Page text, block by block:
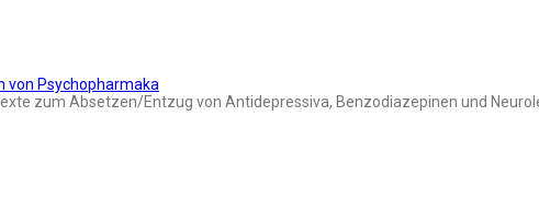
von Psychopharmaka
zum Absetzen/Entzug von Antidepressiva, Benzodiazepinen und